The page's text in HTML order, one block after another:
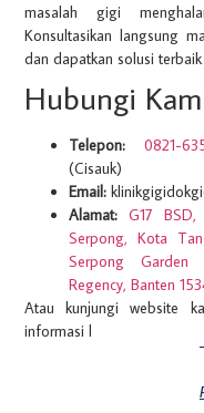
masalah gigi
Konsultasikan langsung
dan dapatkan solusi
Hubungi
Telepon: 0821-
(Cisauk)
Email:
Alamat: G17
Serpong, Kota
Serpong Garden
Regency, Banten
Atau kunjungi website
informasi l